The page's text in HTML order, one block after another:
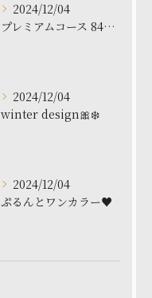
2024/12/04
プレミアムコース 8480円
2024/12/04
winter design🎀❄️
2024/12/04
ぷるんとワンカラー♥️